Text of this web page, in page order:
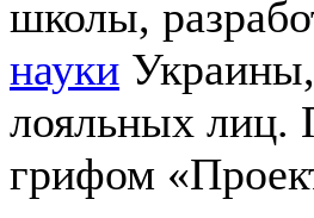
школы,
науки Украины,
лояльных лиц.
грифом